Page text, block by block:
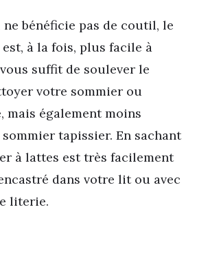
ne bénéficie pas de coutil, le
est, à la fois, plus facile à
suffit de soulever le
votre sommier ou
mais également moins
tapissier. En sachant
à lattes est très facilement
dans votre lit ou avec
literie.